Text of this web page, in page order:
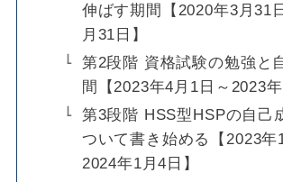
伸ばす期間【2020年3月31
月31日】
第2段階 資格試験の勉強と
間【2023年4月1日～2023年
第3段階 HSS型HSPの自己
ついて書き始める【2023年
2024年1月4日】